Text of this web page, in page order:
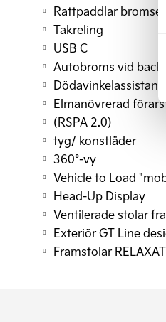
Rattpaddlar
Takreling
USB C
Autobroms vid
Dödavinkelassistans
Elmanövrerad
(RSPA 2.0)
tyg/ konstläder
360°-vy
Vehicle to Load
Head-Up Display
Ventilerade stolar
Exteriör GT Line
Framstolar